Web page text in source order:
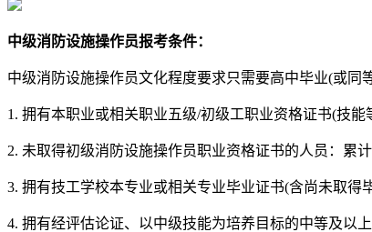
中级消防设施操作员报考条件：
中级消防设施操作员文化程度要求只需要高中毕业(或同
1. 拥有本职业或相关职业五级/初级工职业资格证书(技
2. 未取得初级消防设施操作员职业资格证书的人员：累
3. 拥有技工学校本专业或相关专业毕业证书(含尚未取得
4. 拥有经评估论证、以中级技能为培养目标的中等及以